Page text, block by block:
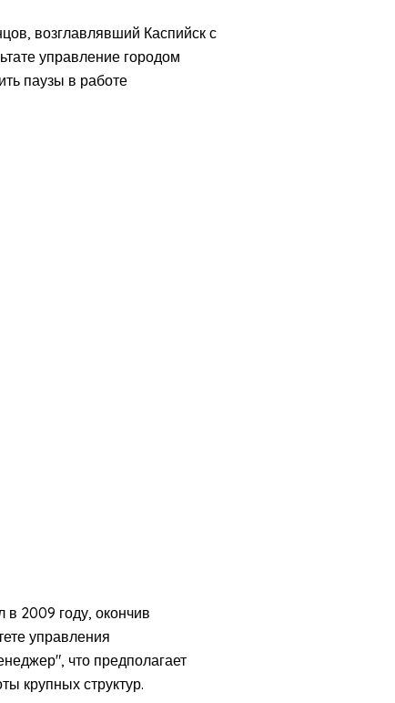
возглавлявший Каспийск с
управление городом
паузы в работе
2009 году, окончив
управления
что предполагает
крупных структур.